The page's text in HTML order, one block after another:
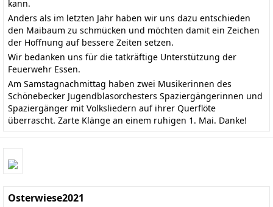
kann.
Anders als im letzten Jahr haben wir uns dazu entschieden
den Maibaum zu schmücken und möchten damit ein Zeichen
der Hoffnung auf bessere Zeiten setzen.
Wir bedanken uns für die tatkräftige Unterstützung der
Feuerwehr Essen.
Am Samstagnachmittag haben zwei Musikerinnen des
Schönebecker Jugendblasorchesters Spaziergängerinnen und
Spaziergänger mit Volksliedern auf ihrer Querflöte
überrascht. Zarte Klänge an einem ruhigen 1. Mai. Danke!
Osterwiese2021